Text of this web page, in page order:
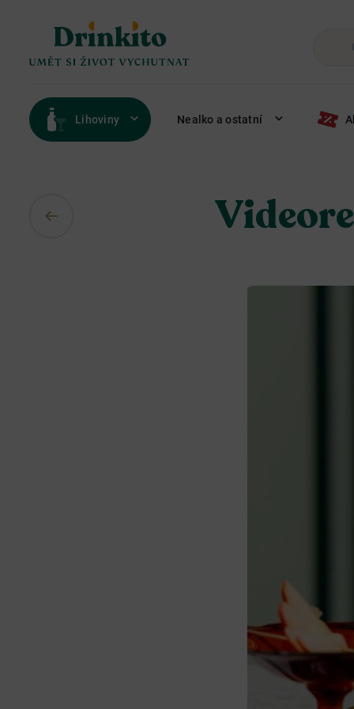
Lihoviny Nealko a ostatní